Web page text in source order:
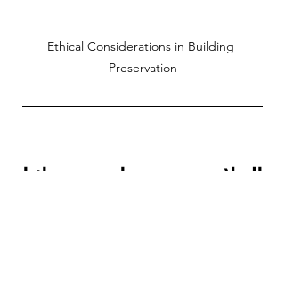
Ethical Considerations in Building
Preservation